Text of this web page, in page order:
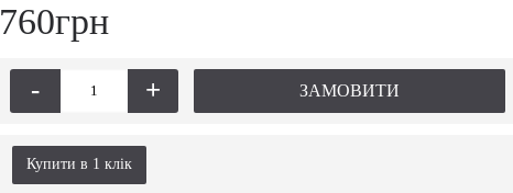
760грн
- + ЗАМОВИТИ
Купити в 1 клiк